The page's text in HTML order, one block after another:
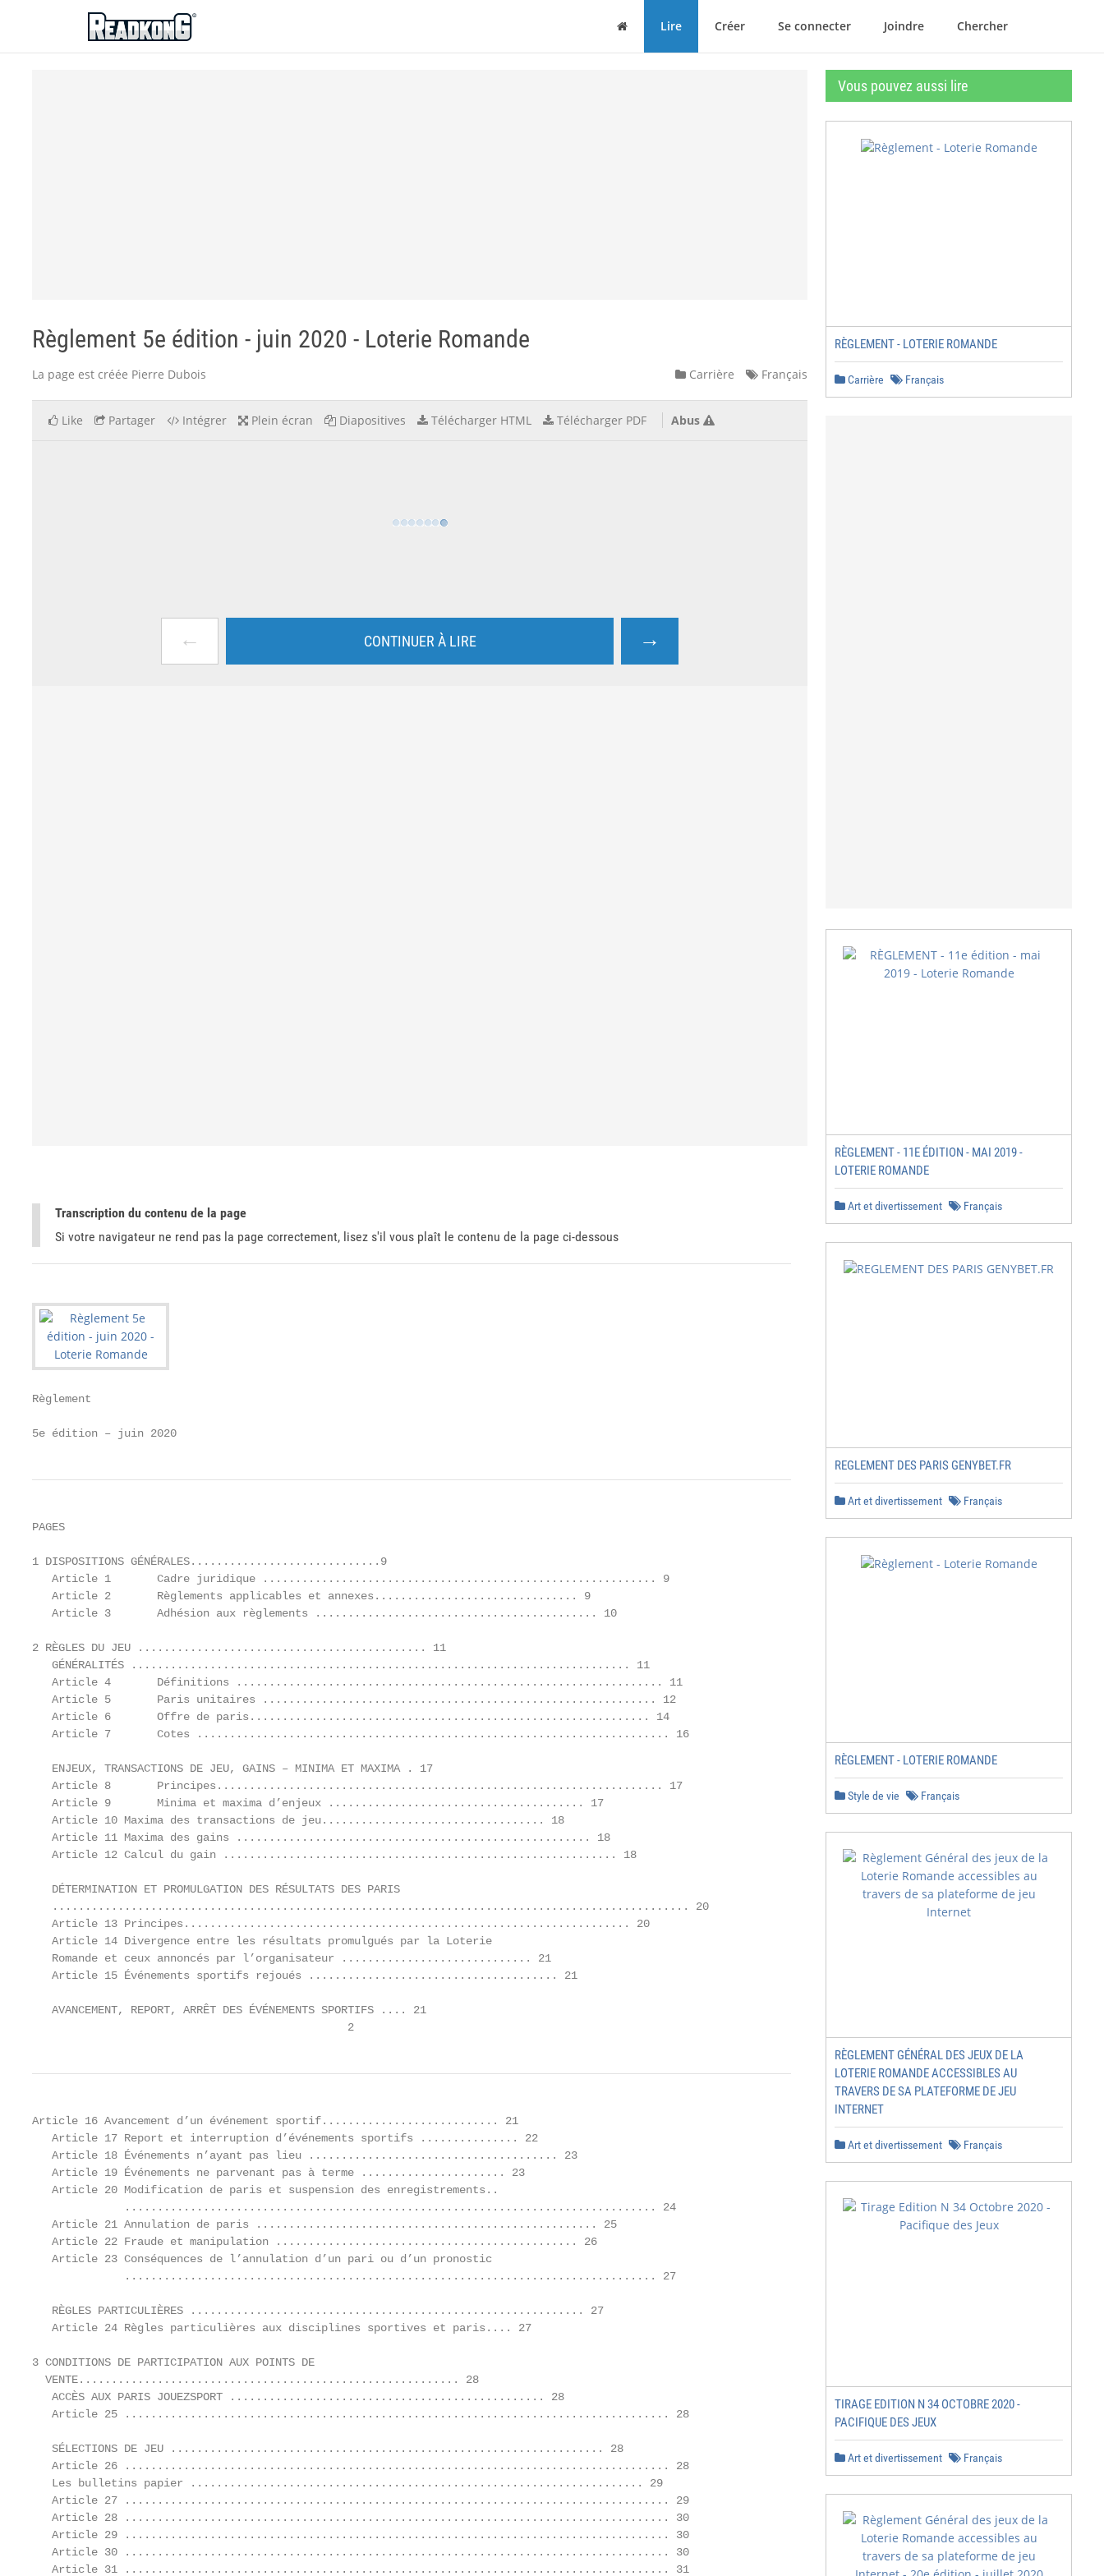
ReadkonG
MaisonLire Créer Se connecter Joindre Chercher
Règlement 5e édition - juin 2020 - Loterie Romande
La page est créée Pierre Dubois Carrière Français
Like Partager Intégrer Plein écran Diapositives Télécharger HTML Télécharger PDF Abus
← CONTINUER À LIRE →
Transcription du contenu de la page
Si votre navigateur ne rend pas la page correctement, lisez s'il vous plaît le contenu de la page ci-dessous
Règlement
5e édition – juin 2020
PAGES
1 DISPOSITIONS GÉNÉRALES.............................9
   Article 1       Cadre juridique ............................................................ 9
   Article 2       Règlements applicables et annexes............................... 9
   Article 3       Adhésion aux règlements ........................................... 10
2 RÈGLES DU JEU ............................................ 11
   GÉNÉRALITÉS ............................................................................ 11
   Article 4       Définitions ................................................................. 11
   Article 5       Paris unitaires ............................................................ 12
   Article 6       Offre de paris............................................................. 14
   Article 7       Cotes ........................................................................ 16
   ENJEUX, TRANSACTIONS DE JEU, GAINS – MINIMA ET MAXIMA . 17
   Article 8       Principes.................................................................... 17
   Article 9       Minima et maxima d’enjeux ....................................... 17
   Article 10 Maxima des transactions de jeu.................................. 18
   Article 11 Maxima des gains ...................................................... 18
   Article 12 Calcul du gain ............................................................ 18
   DÉTERMINATION ET PROMULGATION DES RÉSULTATS DES PARIS
   ................................................................................................. 20
   Article 13 Principes.................................................................... 20
   Article 14 Divergence entre les résultats promulgués par la Loterie
   Romande et ceux annoncés par l’organisateur ............................. 21
   Article 15 Événements sportifs rejoués ...................................... 21
   AVANCEMENT, REPORT, ARRÊT DES ÉVÉNEMENTS SPORTIFS .... 21
                                                2
Article 16 Avancement d’un événement sportif........................... 21
   Article 17 Report et interruption d’événements sportifs ............... 22
   Article 18 Événements n’ayant pas lieu ...................................... 23
   Article 19 Événements ne parvenant pas à terme ...................... 23
   Article 20 Modification de paris et suspension des enregistrements..
              ................................................................................. 24
   Article 21 Annulation de paris .................................................... 25
   Article 22 Fraude et manipulation .............................................. 26
   Article 23 Conséquences de l’annulation d’un pari ou d’un pronostic
              ................................................................................. 27
   RÈGLES PARTICULIÈRES ............................................................ 27
   Article 24 Règles particulières aux disciplines sportives et paris.... 27
3 CONDITIONS DE PARTICIPATION AUX POINTS DE
  VENTE.......................................................... 28
   ACCÈS AUX PARIS JOUEZSPORT ................................................ 28
   Article 25 ................................................................................... 28
   SÉLECTIONS DE JEU .................................................................. 28
   Article 26 ................................................................................... 28
   Les bulletins papier ..................................................................... 29
   Article 27 ................................................................................... 29
   Article 28 ................................................................................... 30
   Article 29 ................................................................................... 30
   Article 30 ................................................................................... 30
   Article 31 ................................................................................... 31
Vous pouvez aussi lire
RÈGLEMENT - LOTERIE ROMANDE
Carrière Français
RÈGLEMENT - 11E ÉDITION - MAI 2019 -
LOTERIE ROMANDE
Art et divertissement Français
REGLEMENT DES PARIS GENYBET.FR
Art et divertissement Français
RÈGLEMENT - LOTERIE ROMANDE
Style de vie Français
RÈGLEMENT GÉNÉRAL DES JEUX DE LA
LOTERIE ROMANDE ACCESSIBLES AU
TRAVERS DE SA PLATEFORME DE JEU
INTERNET
Art et divertissement Français
TIRAGE EDITION N 34 OCTOBRE 2020 -
PACIFIQUE DES JEUX
Art et divertissement Français